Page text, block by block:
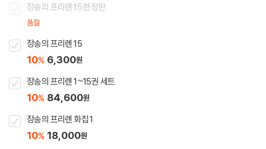
장송의 프리렌 15 한정판
품절
장송의 프리렌 15
10% 6,300원
장송의 프리렌 1~15권 세트
10% 84,600원
장송의 프리렌 화집 1
10% 18,000원